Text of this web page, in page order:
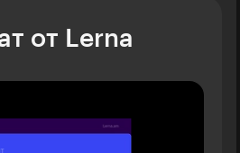
от Lerna